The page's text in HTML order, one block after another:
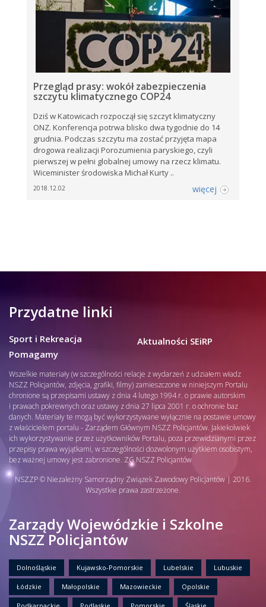
Przegląd prasy: wokół zabezpieczenia
szczytu klimatycznego COP24
Dziś w Katowicach rozpoczął się szczyt klimatyczny
ONZ. Konferencja potrwa blisko dwa tygodnie do 14
grudnia. Podczas szczytu ma zostać przyjęta mapa
drogowa realizacji Porozumienia paryskiego, czyli
pierwszej w pełni globalnej umowy na rzecz klimatu.
Wiceminister środowiska Michał Kurty ..
2018.12.02 więcej
Przydatne linki
Sport i Rekreacja
Pomagamy
Aktualności SEiRP
Wszelkie materiały (w szczególności relacje z wydarzeń z udziałem władz
NSZZ Policjantów, zdjęcia, grafiki, filmy) zamieszczone w niniejszym Portalu
chronione są przepisami ustawy z dnia 4 lutego 1994 r. o prawie autorskim
i prawach pokrewnych oraz ustawy z dnia 27 lipca 2001 r. o ochronie baz
danych. Materiały te mogą być wykorzystywane wyłącznie na postawie umowy
z właścicielem portalu - Zarządem Głównym NSZZ Policjantów. Jakiekolwiek
ich wykorzystywanie przez użytkowników Portalu, poza przewidzianymi przez
przepisy prawa wyjątkami, w szczególności dozwolonym użytkiem osobistym,
bez ważnej umowy jest zabronione. ZG NSZZ Policjantów
NSZZP © Niezależny Samorządny Związek Zawodowy Policjantów | 2016.
Wszystkie prawa zastrzeżone.
Zarządy Wojewódzkie i Szkolne
NSZZ Policjantów
Dolnośląskie Kujawsko-Pomorskie Lubelskie Lubuskie
Łódzkie Małopolskie Mazowieckie Opolskie